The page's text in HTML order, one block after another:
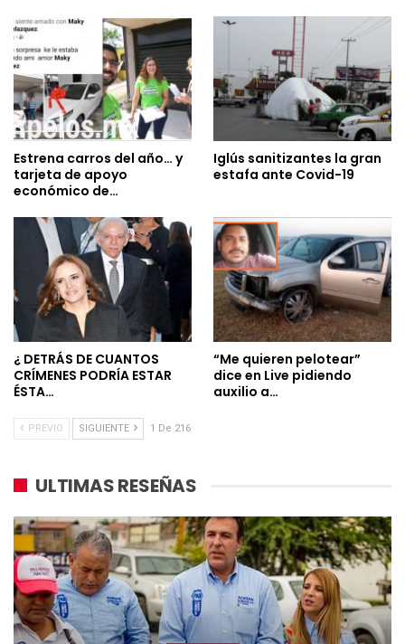
Estrena carros del año… y
tarjeta de apoyo
económico de…
Iglús sanitizantes la gran
estafa ante Covid-19
¿ DETRÁS DE CUANTOS
CRÍMENES PODRÍA ESTAR
ÉSTA…
“Me quieren pelotear”
dice en Live pidiendo
auxilio a…
PREVIO SIGUIENTE 1 De 216
ULTIMAS RESEÑAS